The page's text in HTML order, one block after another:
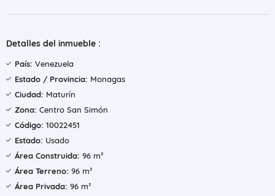
Detalles del inmueble :
País: Venezuela
Estado / Provincia: Monagas
Ciudad: Maturín
Zona: Centro San Simón
Código: 10022451
Estado: Usado
Área Construida: 96 m²
Área Terreno: 96 m²
Área Privada: 96 m²